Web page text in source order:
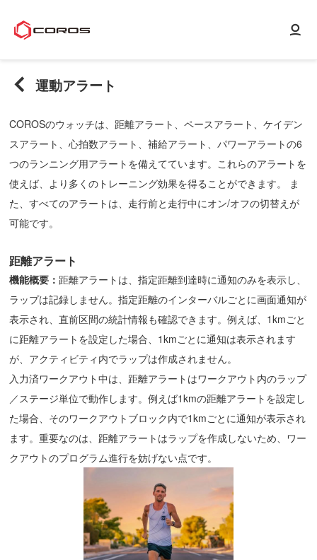
運動アラート
COROSのウォッチは、距離アラート、ペースアラート、ケイデン
スアラート、心拍数アラート、補給アラート、パワーアラートの6
つのランニング用アラートを備えてています。これらのアラートを
使えば、より多くのトレーニング効果を得ることができます。 ま
た、すべてのアラートは、走行前と走行中にオン/オフの切替えが
可能です。
距離アラート
機能概要： 距離アラートは、指定距離到達時に通知のみを表示し、
ラップは記録しません。指定距離のインターバルごとに画面通知が
表示され、直前区間の統計情報も確認できます。例えば、1kmごと
に距離アラートを設定した場合、1kmごとに通知は表示されます
が、アクティビティ内でラップは作成されません。
入力済ワークアウト中は、距離アラートはワークアウト内のラップ
／ステージ単位で動作します。例えば1kmの距離アラートを設定し
た場合、そのワークアウトブロック内で1kmごとに通知が表示され
ます。重要なのは、距離アラートはラップを作成しないため、ワー
クアウトのプログラム進行を妨げない点です。